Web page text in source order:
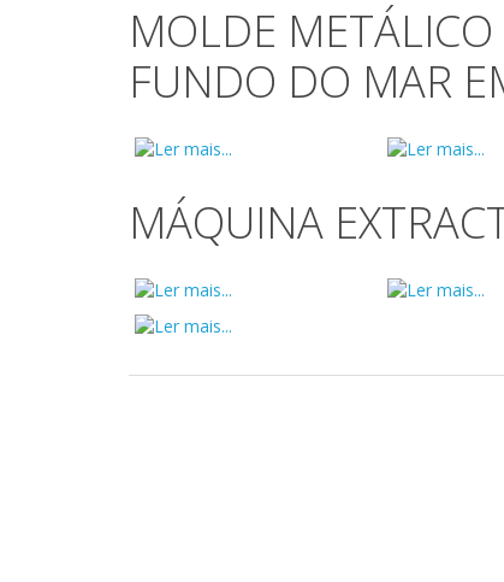
MOLDE
FUNDO DO MAR
MÁQUINA